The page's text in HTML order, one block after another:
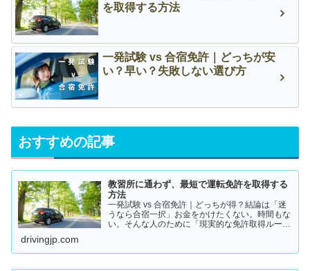
を取得する方法
一発試験 vs 合宿免許｜どっちが安
い？早い？失敗しない選び方
おすすめの記事
教習所に通わず、最短で運転免許を取得する
方法
一発試験 vs 合宿免許｜どっちが得？結論は「迷
うなら合宿一択」お金をかけたくない。時間もな
い。そんな人のために「現実的な免許取得ルー
2つです。・一発試験…
drivingjp.com